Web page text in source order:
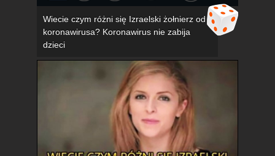
Wiecie czym różni się Izraelski żołnierz od
koronawirusa? Koronawirus nie zabija
dzieci